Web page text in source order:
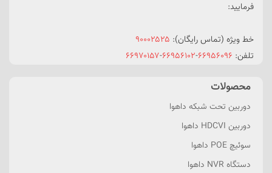
فرمایید:
خط ویژه (تماس رایگان): ۹۰۰۰۲۵۲۵
تلفن: ۶۶۹۵۶۰۹۶-۶۶۹۵۶۱۰۲-۶۶۹۷۰۱۵۷
محصولات
دوربین تحت شبکه داهوا
دوربین HDCVI داهوا
سوئیچ POE داهوا
دستگاه NVR داهوا